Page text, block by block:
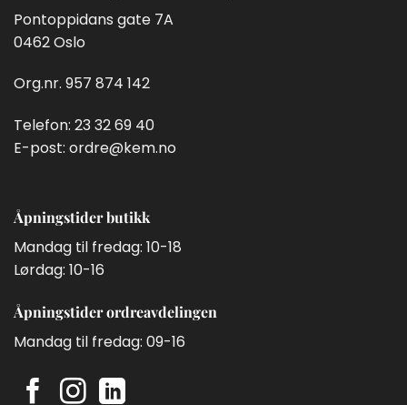
Pontoppidans gate 7A
0462 Oslo
Org.nr. 957 874 142
Telefon: 23 32 69 40
E-post: ordre@kem.no
Åpningstider butikk
Mandag til fredag: 10-18
Lørdag: 10-16
Åpningstider ordreavdelingen
Mandag til fredag: 09-16